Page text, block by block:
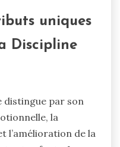
uniques
Discipline
distingue par son
la
l’amélioration de la